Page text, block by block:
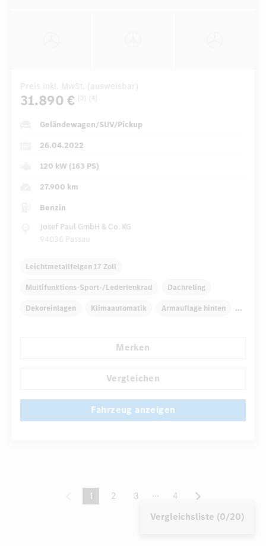
Preis inkl. MwSt. (ausweisbar)
31.890 € [3] [4]
Geländewagen/SUV/Pickup
26.04.2022
120 kW (163 PS)
27.900 km
Benzin
Josef Paul GmbH & Co. KG
94036 Passau
Leichtmetallfelgen 17 Zoll
Multifunktions-Sport-/Lederlenkrad Dachreling
Dekoreinlagen Klimaautomatik Armauflage hinten
Merken
Vergleichen
Fahrzeug anzeigen
1
(current)
2 3 ...spacer4
Vergleichsliste (0/20)